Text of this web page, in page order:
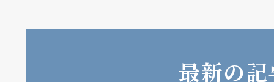
最新の